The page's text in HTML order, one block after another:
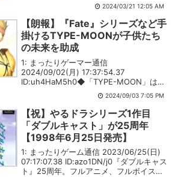
2024/03/21 12:05 AM
【朗報】『Fate』シリーズなど手
掛けるTYPE-MOONが子供たち
の未来を助成
1: まったりゲーマー通信
2024/09/02(月) 17:37:54.37
ID:uh4HaM5h0◆「TYPE-MOON」は、
こども食堂への助成を行う一般財団法人
を設立している「TYPE-MOON」は、ス
マートフォン向けRPG『Fat...
2024/09/03 7:05 PM
【祝】やるドラシリーズ1作目
「ダブルキャスト」が25周年
【1998年6月25日発売】
1: まったりゲーム通信 2023/06/25(日)
07:17:07.38 ID:azo1DN/j0『ダブルキャス
ト』25周年。フルアニメ、フルボイスで